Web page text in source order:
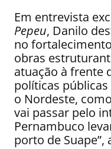
Em entrevista
Pepeu, Danilo
no
obras
atuação à frente
políticas
o Nordeste,
vai passar pelo
Pernambuco
porto de Suape”,